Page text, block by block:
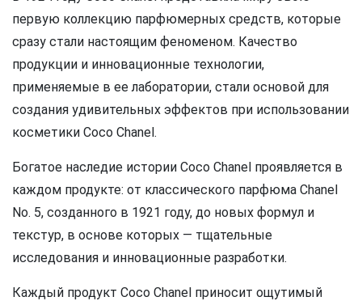
первую коллекцию парфюмерных средств, которые
сразу стали настоящим феноменом. Качество
продукции и инновационные технологии,
применяемые в ее лаборатории, стали основой для
создания удивительных эффектов при использовании
косметики Coco Chanel.
Богатое наследие истории Coco Chanel проявляется в
каждом продукте: от классического парфюма Chanel
No. 5, созданного в 1921 году, до новых формул и
текстур, в основе которых — тщательные
исследования и инновационные разработки.
Каждый продукт Coco Chanel приносит ощутимый